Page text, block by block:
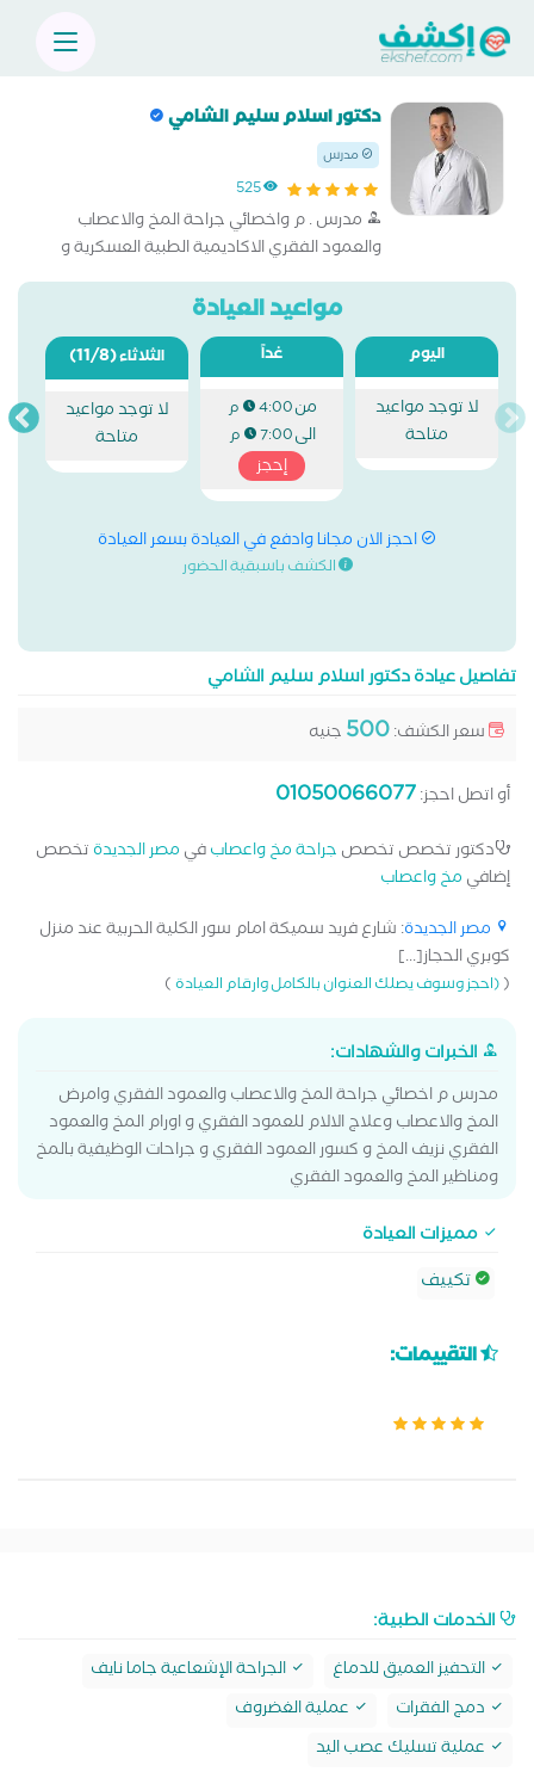
دكتور اسلام سليم الشامي
مدرس
525
مدرس . م واخصائي جراحة المخ والاعصاب
والعمود الفقري الاكاديمية الطبية العسكرية و
كلية الطب
مواعيد العيادة
اليوم
لا توجد مواعيد
متاحة
غداً
من4:00 م
الى7:00 م
إحجز
الثلاثاء(11/8)
لا توجد مواعيد
متاحة
احجز الان مجانا وادفع في العيادة بسعر العيادة
الكشف باسبقية الحضور
تفاصيل عيادة دكتور اسلام سليم الشامي
سعر الكشف:500 جنيه
أو اتصل احجز:01050066077
دكتور تخصص تخصص جراحة مخ واعصابفي مصر الجديدة تخصص
إضافي مخ واعصاب
مصر الجديدة: شارع فريد سميكة امام سور الكلية الحربية عند منزل
كوبري الحجاز[...]
((احجز وسوف يصلك العنوان بالكامل وارقام العيادة)
الخبرات والشهادات:
مدرس م اخصائي جراحة المخ والاعصاب والعمود الفقري وامرض
المخ والاعصاب وعلاج الالام للعمود الفقري و اورام المخ والعمود
الفقري نزيف المخ و كسور العمود الفقري و جراحات الوظيفية بالمخ
ومناظير المخ والعمود الفقري
مميزات العيادة
تكييف
التقييمات:
الخدمات الطبية:
التحفيز العميق للدماغ
الجراحة الإشعاعية جاما نايف
دمج الفقرات
عملية الغضروف
عملية تسليك عصب اليد